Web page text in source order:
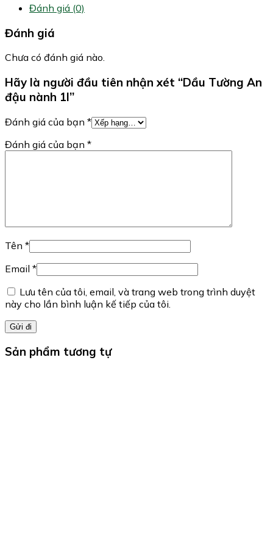
Đánh giá (0)
Đánh giá
Chưa có đánh giá nào.
Hãy là người đầu tiên nhận xét “Dầu Tường An
đậu nành 1l”
Đánh giá của bạn *
Đánh giá của bạn *
Tên *
Email *
Lưu tên của tôi, email, và trang web trong trình duyệt
này cho lần bình luận kế tiếp của tôi.
Sản phẩm tương tự